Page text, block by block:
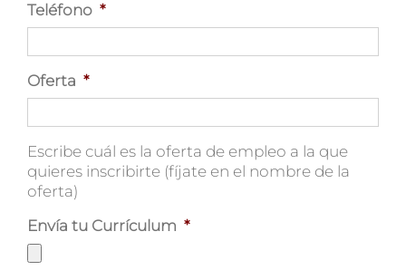
Teléfono *
Oferta *
Escribe cuál es la oferta de empleo a la que
quieres inscribirte (fíjate en el nombre de la
oferta)
Envía tu Currículum *